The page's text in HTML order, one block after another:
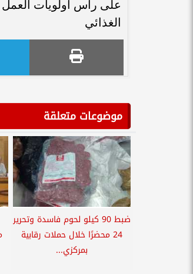
على رأس أولويات العمل
الغذائي
موضوعات متعلقة
ضبط 90 كيلو لحوم فاسدة وتحرير
24 محضرًا خلال حملات رقابية
بمركزي...